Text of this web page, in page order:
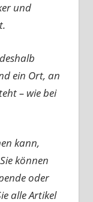
und
ein Ort, an
– wie bei
kann,
können
oder
alle Artikel